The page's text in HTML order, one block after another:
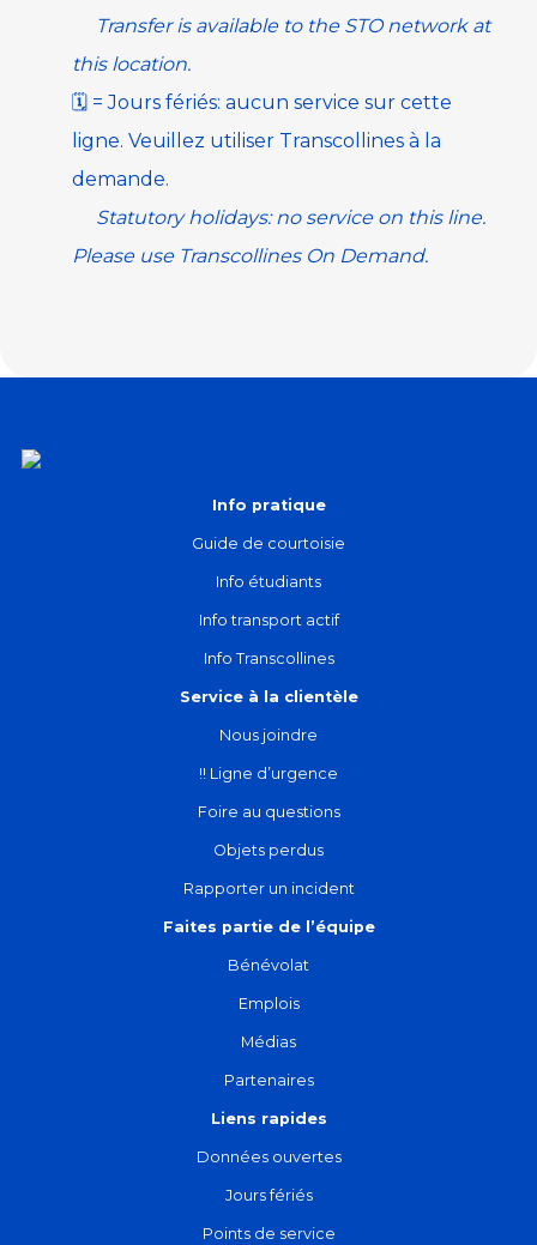
Transfer is available to the STOnetwork at
this location.
🗓️=Jours fériés: aucun service sur cette
ligne. Veuillez utiliser Transcollines à la
demande.
Statutory holidays: no service on this line.
Please use Transcollines On Demand.
Info pratique
Guide de courtoisie
Info étudiants
Info transport actif
Info Transcollines
Service à la clientèle
Nous joindre
!! Ligne d’urgence
Foire au questions
Objets perdus
Rapporter un incident
Faites partie de l’équipe
Bénévolat
Emplois
Médias
Partenaires
Liens rapides
Données ouvertes
Jours fériés
Points de service